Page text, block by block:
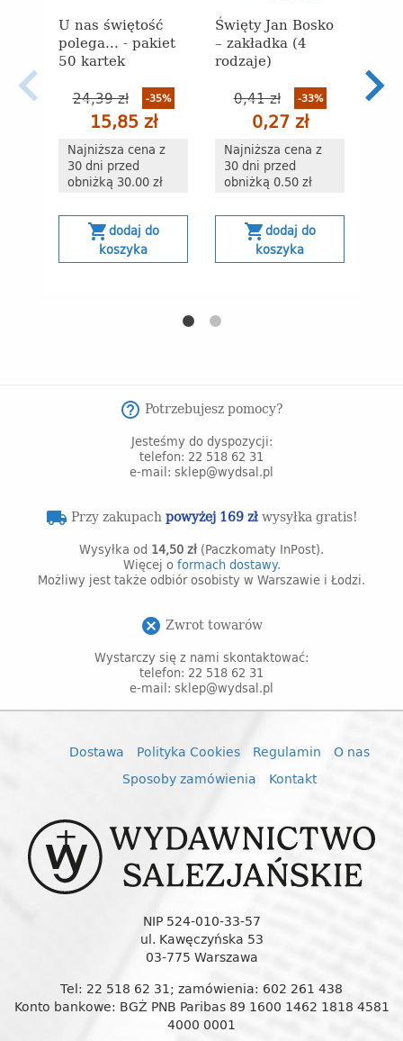
U nas świętość
polega... - pakiet
50 kartek
24,39 zł -35%
15,85 zł
Najniższa cena z
30 dni przed
obniżką 30.00 zł
shopping_cartdodaj do
koszyka
Święty Jan Bosko
– zakładka (4
rodzaje)
0,41 zł -33%
0,27 zł
Najniższa cena z
30 dni przed
obniżką 0.50 zł
shopping_cartdodaj do
koszyka
help_outline Potrzebujesz pomocy?
Jesteśmy do dyspozycji:
telefon: 22 518 62 31
e-mail: sklep@wydsal.pl
local_shipping Przy zakupachpowyżej 169 złwysyłka gratis!
Wysyłka od 14,50 zł (Paczkomaty InPost).
Więcej o formach dostawy.
Możliwy jest także odbiór osobisty w Warszawie i Łodzi.
cancel Zwrot towarów
Wystarczy się z nami skontaktować:
telefon: 22 518 62 31
e-mail: sklep@wydsal.pl
Dostawa Polityka Cookies Regulamin
O nas
Sposoby zamówienia
Kontakt
NIP 524-010-33-57
ul. Kawęczyńska 53
03-775 Warszawa
Tel: 22 518 62 31; zamówienia: 602 261 438
Konto bankowe: BGŻ PNB Paribas 89 1600 1462 1818 4581
4000 0001